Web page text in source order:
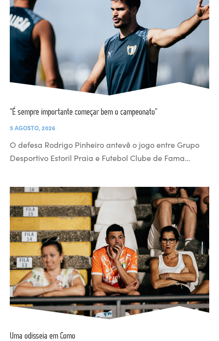
“É sempre importante começar bem o campeonato”
5 AGOSTO, 2026
O defesa Rodrigo Pinheiro antevê o jogo entre Grupo
Desportivo Estoril Praia e Futebol Clube de Fama…
Uma odisseia em Como